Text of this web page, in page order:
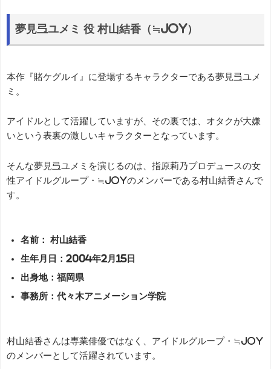
夢見弖ユメミ 役 村山結香（≒JOY）
本作『賭ケグルイ』に登場するキャラクターである夢見弖ユメ
ミ。
アイドルとして活躍していますが、その裏では、オタクが大嫌
いという表裏の激しいキャラクターとなっています。
そんな夢見弖ユメミを演じるのは、指原莉乃プロデュースの女
性アイドルグループ・≒JOYのメンバーである村山結香さんで
す。
名前： 村山結香
生年月日：2004年2月15日
出身地：福岡県
事務所：代々木アニメーション学院
村山結香さんは専業俳優ではなく、アイドルグループ・≒JOY
のメンバーとして活躍されています。